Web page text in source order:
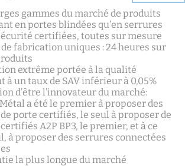
gammes du marché de produits
en portes blindées qu’en serrures
certifiées, toutes sur mesure
fabrication uniques : 24 heures sur
extrême portée à la qualité
à un taux de SAV inférieur à 0,05%
d’être l’innovateur du marché:
a été le premier à proposer des
porte certifiés, le seul à proposer de
A2P BP3, le premier, et à ce
à proposer des serrures connectées
la plus longue du marché